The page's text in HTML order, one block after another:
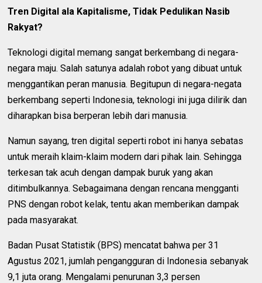
Tren Digital ala Kapitalisme, Tidak Pedulikan Nasib
Rakyat?
Teknologi digital memang sangat berkembang di negara-
negara maju. Salah satunya adalah robot yang dibuat untuk
menggantikan peran manusia. Begitupun di negara-negata
berkembang seperti Indonesia, teknologi ini juga dilirik dan
diharapkan bisa berperan lebih dari manusia.
Namun sayang, tren digital seperti robot ini hanya sebatas
untuk meraih klaim-klaim modern dari pihak lain. Sehingga
terkesan tak acuh dengan dampak buruk yang akan
ditimbulkannya. Sebagaimana dengan rencana mengganti
PNS dengan robot kelak, tentu akan memberikan dampak
pada masyarakat.
Badan Pusat Statistik (BPS) mencatat bahwa per 31
Agustus 2021, jumlah pengangguran di Indonesia sebanyak
9,1 juta orang. Mengalami penurunan 3,3 persen